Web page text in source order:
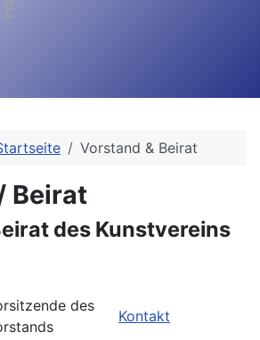
Vorstand & Beirat
Beirat
des Kunstvereins
des
Kontakt